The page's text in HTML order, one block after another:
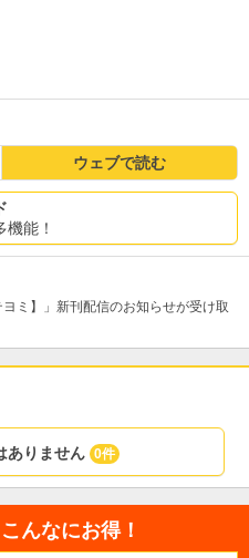
ウェブで読む
能！
ミ】」新刊配信のお知らせが受け取
ありません 0件
こんなにお得！